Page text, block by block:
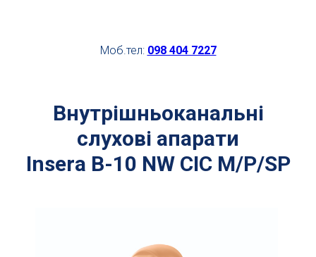
Моб.тел: 098 404 7227
Внутрішньоканальні
cлухові апарати
Insera B-10 NW CIC M/P/SP